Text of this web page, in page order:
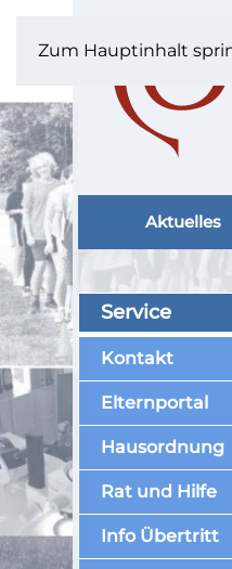
Zum Hauptinhalt
Aktuelles
Service
Kontakt
Elternportal
Hausordnung
Rat und Hilfe
Info Übertritt